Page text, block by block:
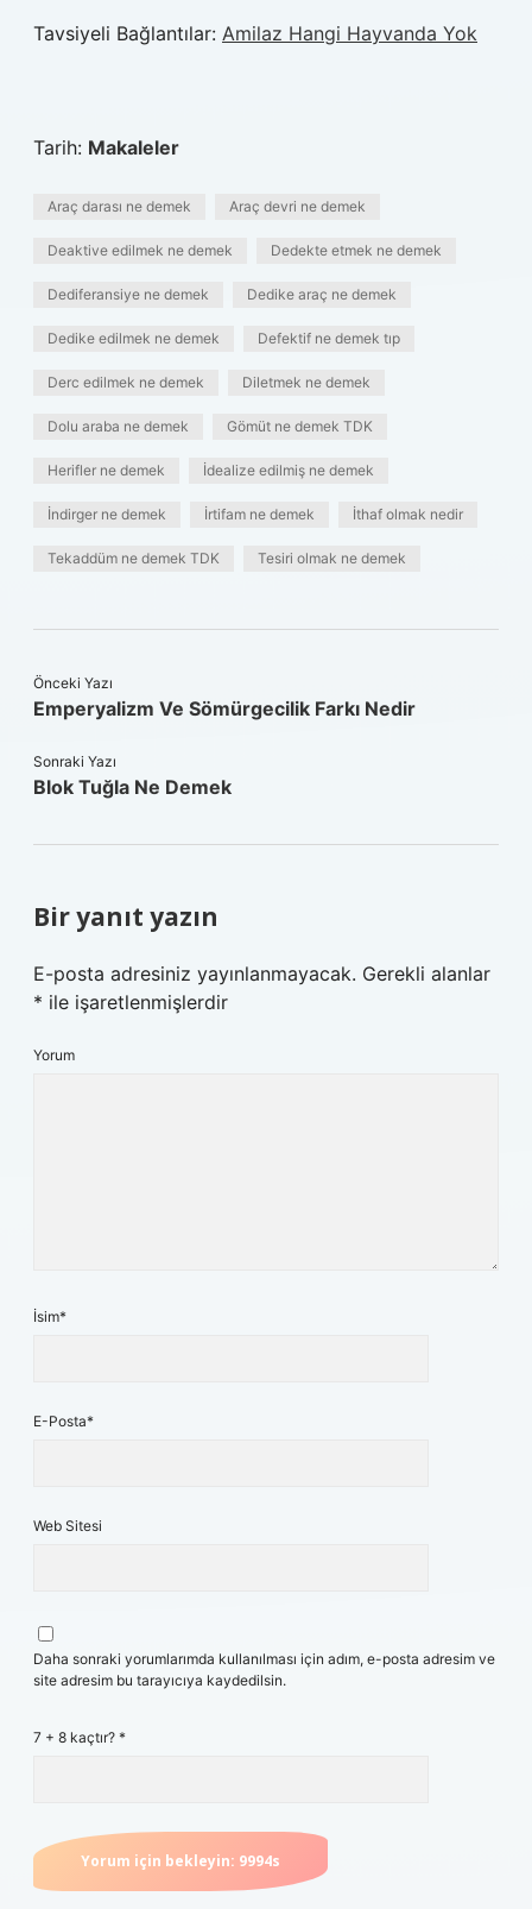
Tavsiyeli Bağlantılar: Amilaz Hangi Hayvanda Yok
Tarih: Makaleler
Araç darası ne demek Araç devri ne demek
Deaktive edilmek ne demek Dedekte etmek ne demek
Dediferansiye ne demek Dedike araç ne demek
Dedike edilmek ne demek Defektif ne demek tıp
Derc edilmek ne demek Diletmek ne demek
Dolu araba ne demek Gömüt ne demek TDK
Herifler ne demek İdealize edilmiş ne demek
İndirger ne demek İrtifam ne demek İthaf olmak nedir
Tekaddüm ne demek TDK Tesiri olmak ne demek
Önceki Yazı
Emperyalizm Ve Sömürgecilik Farkı Nedir
Sonraki Yazı
Blok Tuğla Ne Demek
Bir yanıt yazın
E-posta adresiniz yayınlanmayacak. Gerekli alanlar
* ile işaretlenmişlerdir
Yorum
İsim*
E-Posta*
Web Sitesi
Daha sonraki yorumlarımda kullanılması için adım, e-posta adresim ve
site adresim bu tarayıcıya kaydedilsin.
7 + 8 kaçtır? *